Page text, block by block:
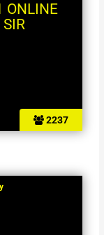
2237
ONLINE